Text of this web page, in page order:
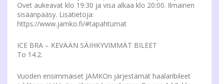
Ovet aukeavat klo 19:30 ja visa alkaa klo 20:00. Ilmainen
sisäänpääsy. Lisätietoja:
https://www.jamko.fi/#tapahtumat
ICE BRA – KEVÄÄN SÄIHKYVIMMÄT BILEET
To 14.2.
Vuoden ensimmäiset JAMKOn järjestämät haalaribileet